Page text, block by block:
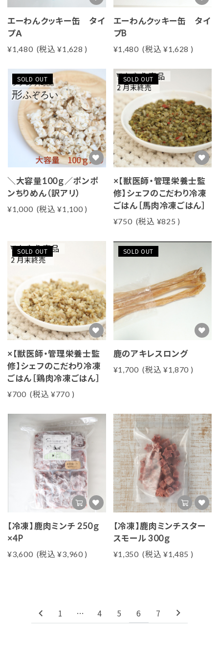
エーわんクッキー缶 タイ
プＡ
¥1,480 (税込 ¥1,628 )
エーわんクッキー缶 タイ
プB
¥1,480 (税込 ¥1,628 )
SOLD OUT
＼大容量100ｇ／ポンポ
ンちりめん（訳アリ）
¥1,000 (税込 ¥1,100 )
SOLD OUT
×【獣医師・管理栄養士監
修】シェフのこだわり冷凍
ごはん［馬肉冷凍ごはん］
¥750 (税込 ¥825 )
SOLD OUT
×【獣医師・管理栄養士監
修】シェフのこだわり冷凍
ごはん［鶏肉冷凍ごはん］
¥700 (税込 ¥770 )
SOLD OUT
鹿のアキレスロング
¥1,700 (税込 ¥1,870 )
【冷凍】鹿肉ミンチ 250ｇ
×4P
¥3,600 (税込 ¥3,960 )
【冷凍】鹿肉ミンチスター
スモール 300ｇ
¥1,350 (税込 ¥1,485 )
1 … 4 5 6 7